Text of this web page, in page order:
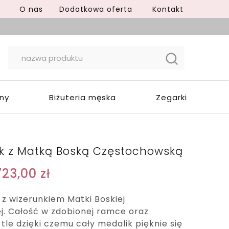
O nas Dodatkowa oferta Kontakt
Biżuteria męska Zegarki
z Matką Boską Częstochowską
zł
z wizerunkiem Matki Boskiej
Całość w zdobionej ramce oraz
dzięki czemu cały medalik pięknie się